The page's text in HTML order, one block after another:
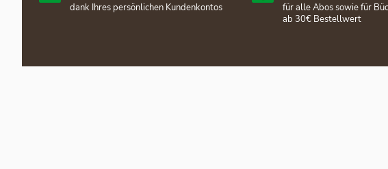
dank Ihres persönlichen Kundenkontos
für alle Abos sowie für
ab 30€ Bestellwert